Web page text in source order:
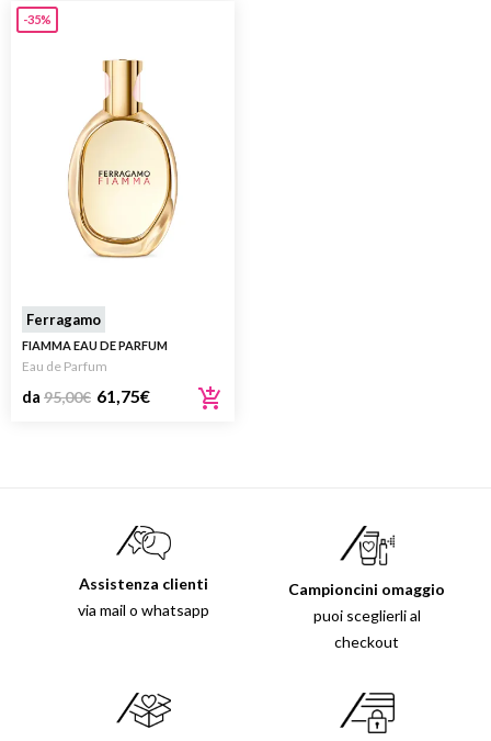
-35%
Ferragamo
FIAMMA EAU DE PARFUM
Eau de Parfum
da 95,00€ 61,75€
Assistenza clienti
via mail o whatsapp
Campioncini omaggio
puoi sceglierli al
checkout